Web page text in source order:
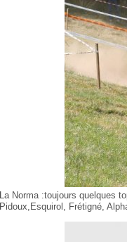
La Norma :toujours quelques
Pidoux,Esquirol, Frétigné,